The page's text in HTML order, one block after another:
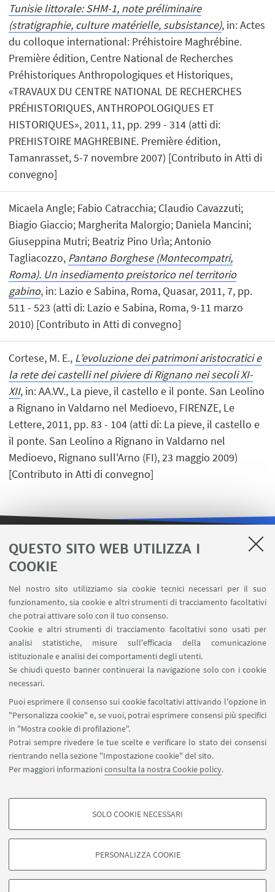
QUESTO SITO WEB UTILIZZA I
COOKIE
Nel nostro sito utilizziamo sia cookie tecnici necessari per il suo
funzionamento, sia cookie e altri strumenti di tracciamento facoltativi
che potrai attivare solo con il tuo consenso.
Cookie e altri strumenti di tracciamento facoltativi sono usati per
analisi statistiche, misure sull'efficacia della comunicazione
istituzionale e analisi dei comportamenti degli utenti.
Se chiudi questo banner continuerai la navigazione solo con i cookie
necessari.
Puoi esprimere il consenso sui cookie facoltativi attivando l'opzione in
"Personalizza cookie" e, se vuoi, potrai esprimere consensi più specifici
in "Mostra cookie di profilazione".
Potrai sempre rivedere le tue scelte e verificare lo stato dei consensi
rientrando nella sezione "Impostazione cookie" del sito.
Per maggiori informazioniconsulta la nostra Cookie policy.
COOKIE DI PROFILAZIONE - FACOLTATIVI
degli utenti, creare profili in base al loro comportamento sul sito, per analisi
di marketing.
SOLO COOKIE NECESSARI
PERSONALIZZA COOKIE
Tunisie littorale: SHM-1, note préliminaire
(stratigraphie, culture matérielle, subsistance), in: Actes
du colloque international: Préhistoire Maghrébine.
Première édition, Centre National de Recherches
Préhistoriques Anthropologiques et Historiques,
«TRAVAUX DU CENTRE NATIONAL DE RECHERCHES
PRÉHISTORIQUES, ANTHROPOLOGIQUES ET
HISTORIQUES», 2011, 11, pp. 299 - 314 (atti di:
PREHISTOIRE MAGHREBINE. Première édition,
Tamanrasset, 5-7 novembre 2007) [Contributo in Atti di
convegno]
Micaela Angle; Fabio Catracchia; Claudio Cavazzuti;
Biagio Giaccio; Margherita Malorgio; Daniela Mancini;
Giuseppina Mutri; Beatriz Pino Urìa; Antonio
Tagliacozzo, Pantano Borghese (Montecompatri,
Roma). Un insediamento preistorico nel territorio
gabino, in: Lazio e Sabina, Roma, Quasar, 2011, 7, pp.
511 - 523 (atti di: Lazio e Sabina, Roma, 9-11 marzo
2010) [Contributo in Atti di convegno]
Cortese, M. E., L’evoluzione dei patrimoni aristocratici e
la rete dei castelli nel piviere di Rignano nei secoli XI-
XII, in: AA.VV., La pieve, il castello e il ponte. San Leolino
a Rignano in Valdarno nel Medioevo, FIRENZE, Le
Lettere, 2011, pp. 83 - 104 (atti di: La pieve, il castello e
il ponte. San Leolino a Rignano in Valdarno nel
Medioevo, Rignano sull'Arno (FI), 23 maggio 2009)
[Contributo in Atti di convegno]
LINK UTILI
Contatti
Carta dei servizi
SEGUI IL DIPARTIMENTO SU:
SEGUI UNIBO SU:
APP:
©Copyright 2026 - ALMA MATER STUDIORUM - Università di
Bologna - Via Zamboni, 33 - 40126 Bologna - PI: 01131710376 - CF:
80007010376
Privacy
Note legali
Informazioni sul sito e accessibilità